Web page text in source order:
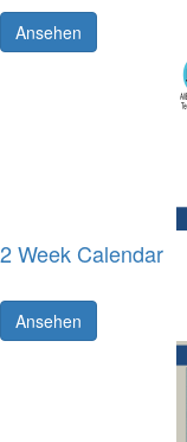
Ansehen
2 Week Calendar
Ansehen